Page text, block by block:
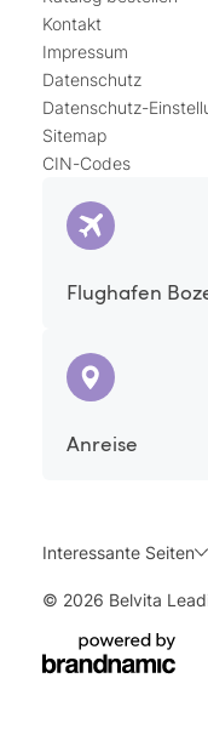
Kontakt
Impressum
Datenschutz
Datenschutz-
Sitemap
CIN-Codes
Flughafen
Anreise
Interessante Seiten
© 2026 Belvita